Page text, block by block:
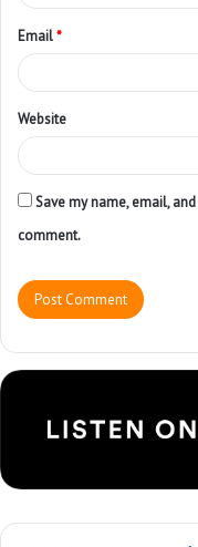
Email*
Website
Save my name, email,
comment.